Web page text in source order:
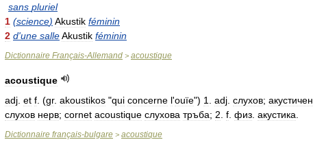
sans pluriel
1 (science) Akustik féminin
2 d'une salleAkustik féminin
Dictionnaire Français-Allemand > acoustique
acoustique
adj et f . (gr. akoustikos "qui concerne l'ouïe") 1 adj слухов; акустичен
слухов нерв; cornet acoustique слухова тръба; 2 f физ акустика
Dictionnaire français-bulgare > acoustique